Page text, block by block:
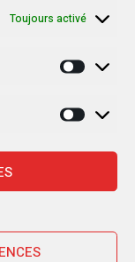
Toujours activé